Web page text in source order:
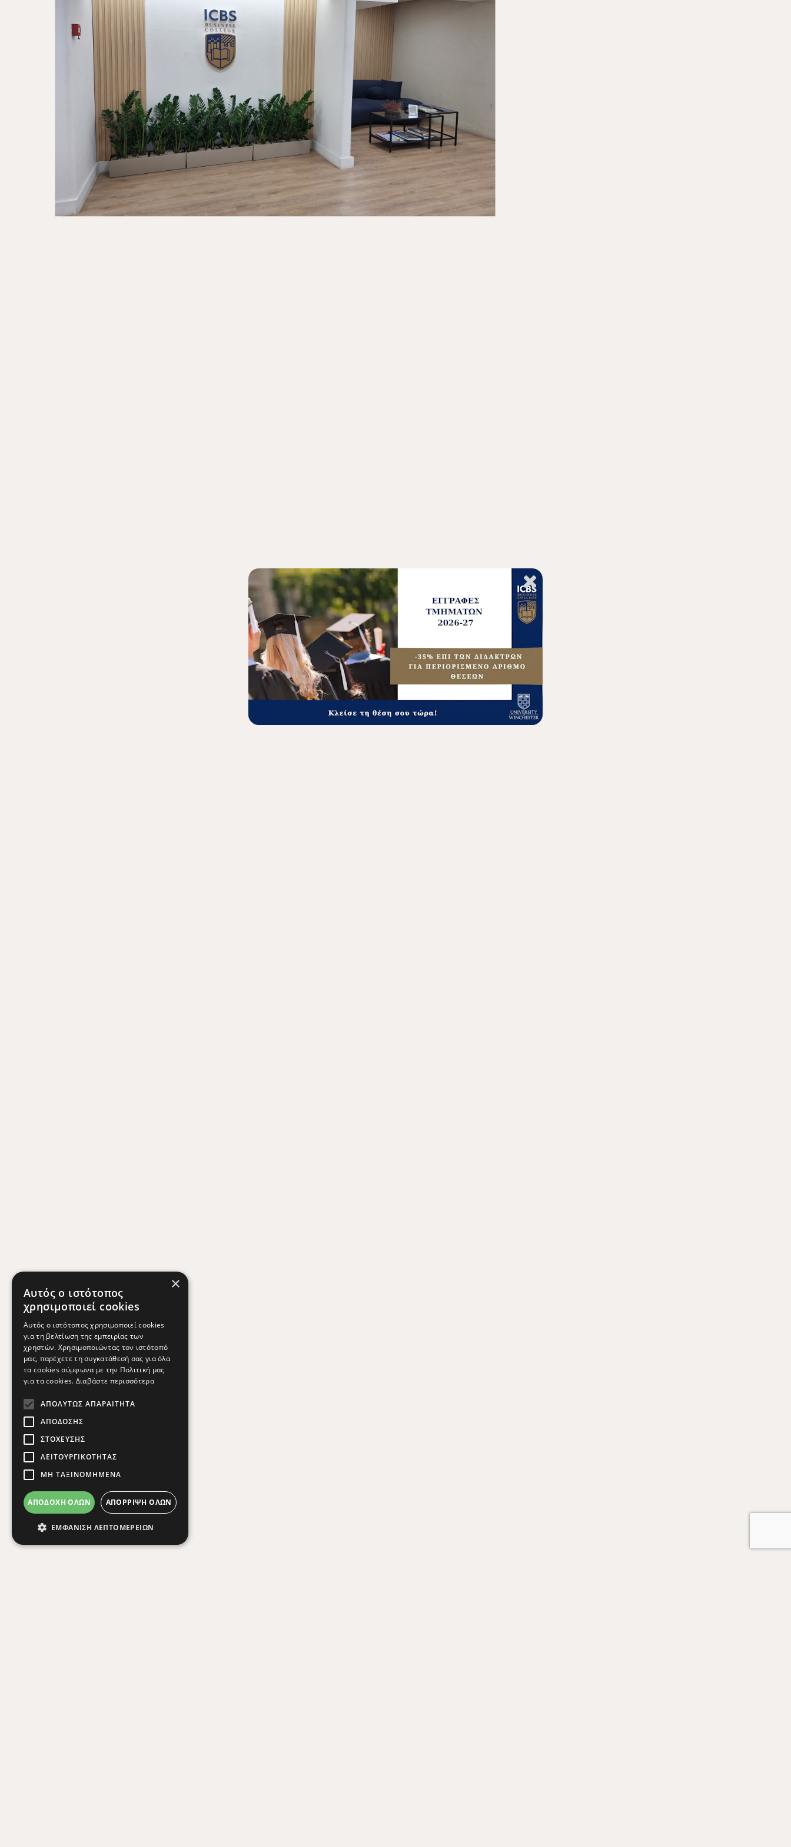
×
Αυτός ο ιστότοπος
χρησιμοποιεί cookies
Αυτός ο ιστότοπος χρησιμοποιεί cookies
για τη βελτίωση της εμπειρίας των
χρηστών. Χρησιμοποιώντας τον ιστότοπό
μας, παρέχετε τη συγκατάθεσή σας για όλα
τα cookies σύμφωνα με την Πολιτική μας
για τα cookies. Διαβάστε περισσότερα
ΑΠΟΛΎΤΩΣ ΑΠΑΡΑΊΤΗΤΑ
ΑΠΌΔΟΣΗΣ
ΣΤΌΧΕΥΣΗΣ
ΛΕΙΤΟΥΡΓΙΚΌΤΗΤΑΣ
ΜΗ ΤΑΞΙΝΟΜΗΜΈΝΑ
ΑΠΟΔΟΧΉ ΌΛΩΝ ΑΠΌΡΡΙΨΗ ΌΛΩΝ
ΕΜΦΆΝΙΣΗ ΛΕΠΤΟΜΕΡΕΙΏΝ